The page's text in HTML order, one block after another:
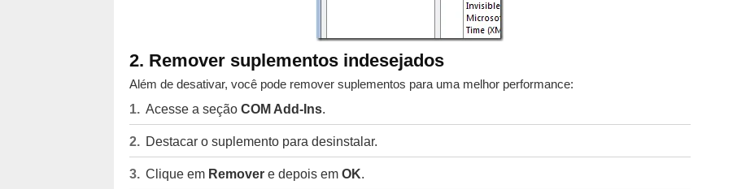
2. Remover suplementos indesejados
Além de desativar, você pode remover suplementos para uma melhor performance:
Acesse a seção COM Add-Ins.
Destacar o suplemento para desinstalar.
Clique em Removere depois em OK.